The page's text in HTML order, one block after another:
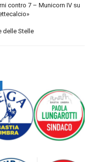
contro 7 – Municorn IV su
delle Stelle